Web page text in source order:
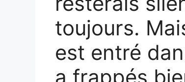
toujours.
est entré
a frappés